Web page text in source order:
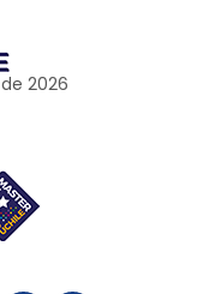
de 2026